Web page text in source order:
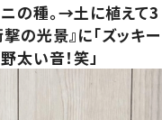
の種。→土に植えて3
の光景』に「ズッキー
太い音！笑」